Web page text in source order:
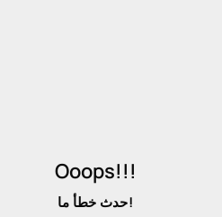
Ooops!!!
حدث خطأ ما!